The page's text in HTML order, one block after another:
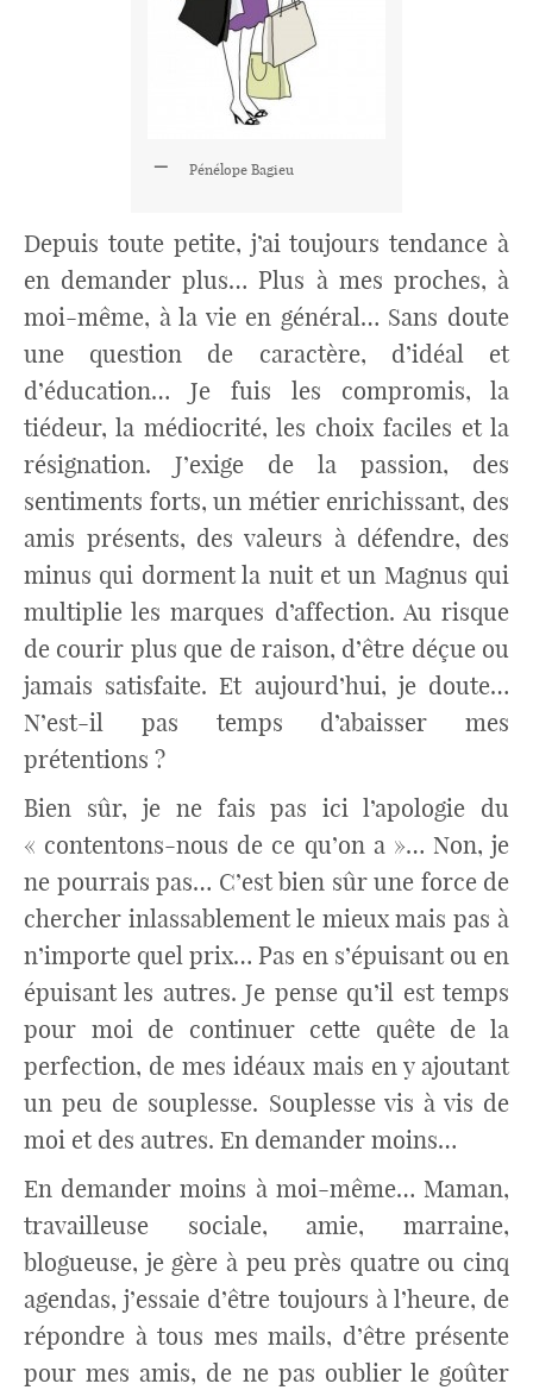
Pénélope Bagieu
Depuis toute petite, j’ai toujours tendance à
en demander plus… Plus à mes proches, à
moi-même, à la vie en général… Sans doute
une question de caractère, d’idéal et
d’éducation… Je fuis les compromis, la
tiédeur, la médiocrité, les choix faciles et la
résignation. J’exige de la passion, des
sentiments forts, un métier enrichissant, des
amis présents, des valeurs à défendre, des
minus qui dorment la nuit et un Magnus qui
multiplie les marques d’affection. Au risque
de courir plus que de raison, d’être déçue ou
jamais satisfaite. Et aujourd’hui, je doute…
N’est-il pas temps d’abaisser mes
prétentions ?
Bien sûr, je ne fais pas ici l’apologie du
« contentons-nous de ce qu’on a »… Non, je
ne pourrais pas… C’est bien sûr une force de
chercher inlassablement le mieux mais pas à
n’importe quel prix… Pas en s’épuisant ou en
épuisant les autres. Je pense qu’il est temps
pour moi de continuer cette quête de la
perfection, de mes idéaux mais en y ajoutant
un peu de souplesse. Souplesse vis à vis de
moi et des autres. En demander moins…
En demander moins à moi-même… Maman,
travailleuse sociale, amie, marraine,
blogueuse, je gère à peu près quatre ou cinq
agendas, j’essaie d’être toujours à l’heure, de
répondre à tous mes mails, d’être présente
pour mes amis, de ne pas oublier le goûter